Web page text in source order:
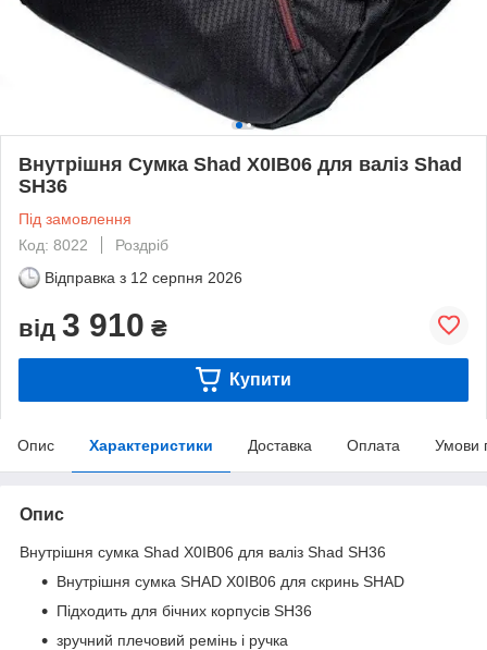
Внутрішня Сумка Shad X0IB06 для валіз Shad
SH36
Під замовлення
Код: 8022
Роздріб
Відправка з 12 серпня 2026
від 3 910 ₴
Купити
Опис Характеристики Доставка Оплата Умови
Опис
Внутрішня сумка Shad X0IB06 для валіз Shad SH36
Внутрішня сумка SHAD X0IB06 для скринь SHAD
Підходить для бічних корпусів SH36
зручний плечовий ремінь і ручка